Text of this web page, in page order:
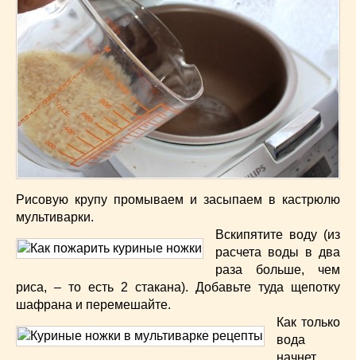
Рисовую крупу промываем и засыпаем в кастрюлю
мультиварки.
Вскипятите воду (из
расчета воды в два
раза больше, чем
риса, – то есть 2 стакана). Добавьте туда щепотку
шафрана и перемешайте.
Как только
вода